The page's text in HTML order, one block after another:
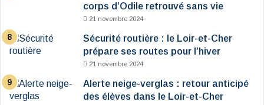
corps d’Odile retrouvé sans vie
21 novembre 2024
Sécurité routière : le Loir-et-Cher
prépare ses routes pour l’hiver
21 novembre 2024
Alerte neige-verglas : retour anticipé
des élèves dans le Loir-et-Cher